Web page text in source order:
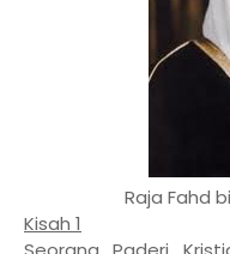
Raja Fahd
Kisah 1